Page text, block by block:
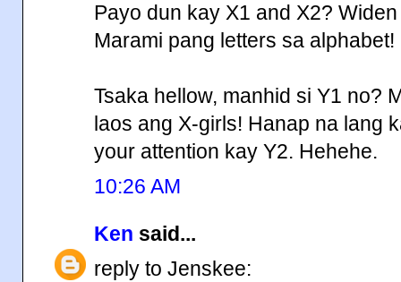
Payo dun kay X1 and X2?
Marami pang letters sa alphabet!
Tsaka hellow, manhid si Y1 no?
laos ang X-girls! Hanap na lang
your attention kay Y2. Hehehe.
10:26 AM
Ken said...
reply to Jenskee: